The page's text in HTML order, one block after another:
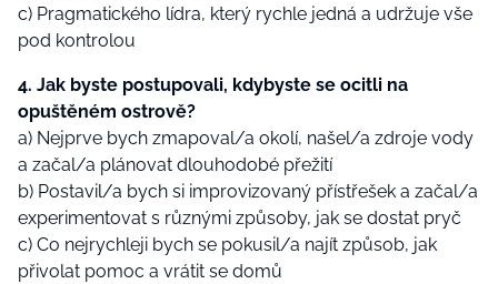
c) Pragmatického lídra, který rychle jedná a udržuje vše
pod kontrolou
4. Jak byste postupovali, kdybyste se ocitli na
opuštěném ostrově?
a) Nejprve bych zmapoval/a okolí, našel/a zdroje vody
a začal/a plánovat dlouhodobé přežití
b) Postavil/a bych si improvizovaný přístřešek a začal/a
experimentovat s různými způsoby, jak se dostat pryč
c) Co nejrychleji bych se pokusil/a najít způsob, jak
přivolat pomoc a vrátit se domů